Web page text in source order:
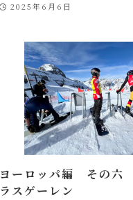
2025年6月6日
ヨーロッパ編 その六
ラスゲーレン